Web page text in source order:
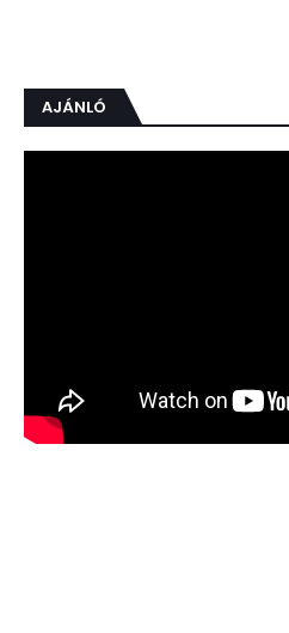
AJÁNLÓ